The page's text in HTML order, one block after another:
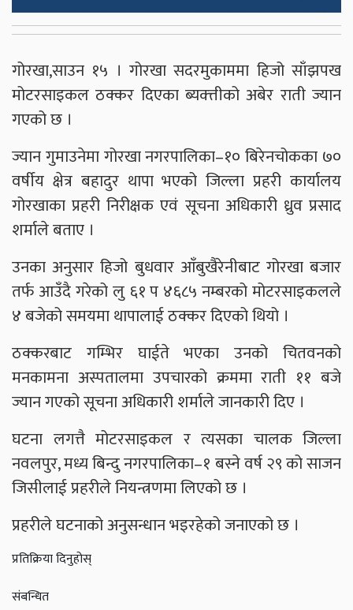
गोरखा,साउन १५ । गोरखा सदरमुकाममा हिजो साँझपख
मोटरसाइकल ठक्कर दिएका ब्यक्त्तीको अबेर राती ज्यान
गएको छ ।
ज्यान गुमाउनेमा गोरखा नगरपालिका–१० बिरेनचोकका ७०
वर्षीय क्षेत्र बहादुर थापा भएको जिल्ला प्रहरी कार्यालय
गोरखाका प्रहरी निरीक्षक एवं सूचना अधिकारी ध्रुव प्रसाद
शर्माले बताए ।
उनका अनुसार हिजो बुधवार आँबुखैरेनीबाट गोरखा बजार
तर्फ आउँदै गरेको लु ६१ प ४६८५ नम्बरको मोटरसाइकलले
४ बजेको समयमा थापालाई ठक्कर दिएको थियो ।
ठक्करबाट गम्भिर घाईते भएका उनको चितवनको
मनकामना अस्पतालमा उपचारको क्रममा राती ११ बजे
ज्यान गएको सूचना अधिकारी शर्माले जानकारी दिए ।
घटना लगत्तै मोटरसाइकल र त्यसका चालक जिल्ला
नवलपुर, मध्य बिन्दु नगरपालिका–१ बस्ने वर्ष २९ को साजन
जिसीलाई प्रहरीले नियन्त्रणमा लिएको छ ।
प्रहरीले घटनाको अनुसन्धान भइरहेको जनाएको छ ।
प्रतिक्रिया दिनुहोस्
संबन्धित